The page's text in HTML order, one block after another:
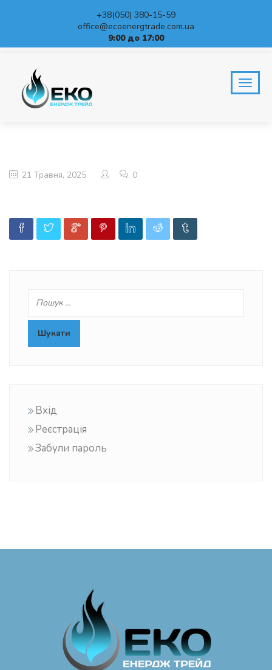
+38(050) 380-15-59
office@ecoenergtrade.com.ua
9:00 до 17:00
BLOG Home
21 Травня, 2025 0
Вхід
Реєстрація
Забули пароль